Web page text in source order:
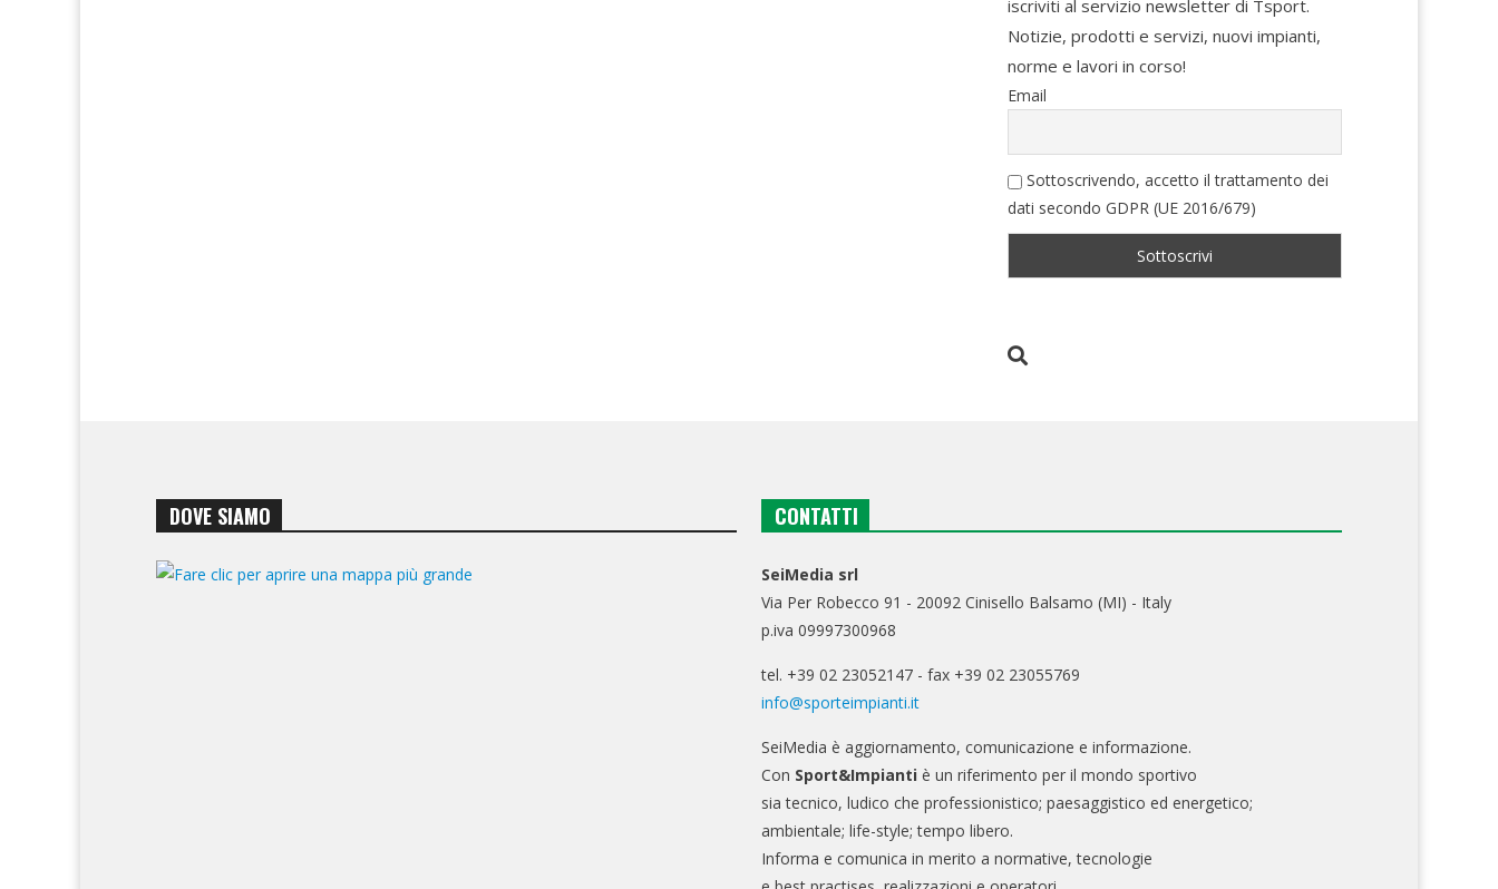
iscriviti al servizio newsletter di Tsport.
Notizie, prodotti e servizi, nuovi impianti,
norme e lavori in corso!
Email
Sottoscrivendo, accetto il trattamento dei
dati secondo GDPR (UE 2016/679)
DOVE SIAMO CONTATTI
SeiMedia srl
Via Per Robecco 91 - 20092 Cinisello Balsamo (MI) - Italy
p.iva 09997300968
tel. +39 02 23052147 - fax +39 02 23055769
info@sporteimpianti.it
SeiMedia è aggiornamento, comunicazione e informazione.
Con Sport&Impianti è un riferimento per il mondo sportivo
sia tecnico, ludico che professionistico; paesaggistico ed energetico;
ambientale; life-style; tempo libero.
Informa e comunica in merito a normative, tecnologie